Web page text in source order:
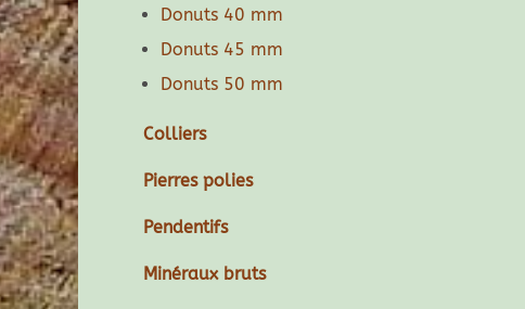
Donuts 40 mm
Donuts 45 mm
Donuts 50 mm
Colliers
Pierres polies
Pendentifs
Minéraux bruts